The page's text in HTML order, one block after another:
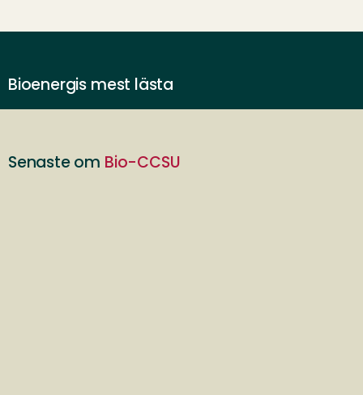
Bioenergis mest lästa
Senaste om Bio-CCSU